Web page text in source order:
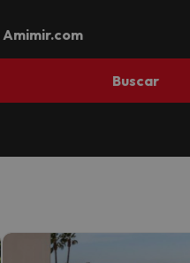
Amimir.com
Buscar